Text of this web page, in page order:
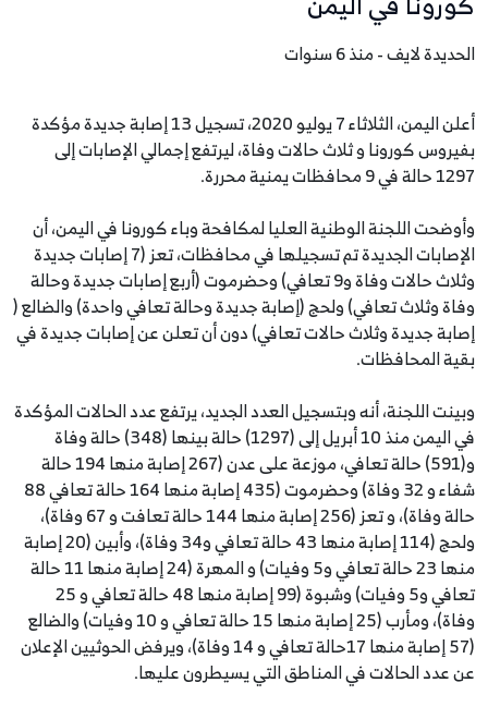
الحديدة لايف - منذ 6 سنوات
أعلن اليمن، الثلاثاء 7 يوليو 2020، تسجيل 13 إصابة جديدة مؤكدة
بفيروس كورونا و ثلاث حالات وفاة، ليرتفع إجمالي الإصابات إلى
1297 حالة في 9 محافظات يمنية محررة.
وأوضحت اللجنة الوطنية العليا لمكافحة وباء كورونا في اليمن، أن
الإصابات الجديدة تم تسجيلها في محافظات، تعز (7 إصابات جديدة
وثلاث حالات وفاة و9 تعافي) وحضرموت (أربع إصابات جديدة وحالة
وفاة وثلاث تعافي) ولحج (إصابة جديدة وحالة تعافي واحدة) والضالع (
إصابة جديدة وثلاث حالات تعافي) دون أن تعلن عن إصابات جديدة في
بقية المحافظات.
وبينت اللجنة، أنه وبتسجيل العدد الجديد، يرتفع عدد الحالات المؤكدة
في اليمن منذ 10 أبريل إلى (1297) حالة بينها (348) حالة وفاة
و(591) حالة تعافي، موزعة على عدن (267 إصابة منها 194 حالة
شفاء و 32 وفاة) وحضرموت (435 إصابة منها 164 حالة تعافي 88
حالة وفاة)، و تعز (256 إصابة منها 144 حالة تعافت و 67 وفاة)،
ولحج (114 إصابة منها 43 حالة تعافي و34 وفاة)، وأبين (20 إصابة
منها 23 حالة تعافي و5 وفيات) و المهرة (24 إصابة منها 11 حالة
تعافي و5 وفيات) وشبوة (99 إصابة منها 48 حالة تعافي و 25
وفاة)، ومأرب (25 إصابة منها 15 حالة تعافي و 10 وفيات) والضالع
(57 إصابة منها 17حالة تعافي و 14 وفاة)، ويرفض الحوثيين الإعلان
عن عدد الحالات في المناطق التي يسيطرون عليها.